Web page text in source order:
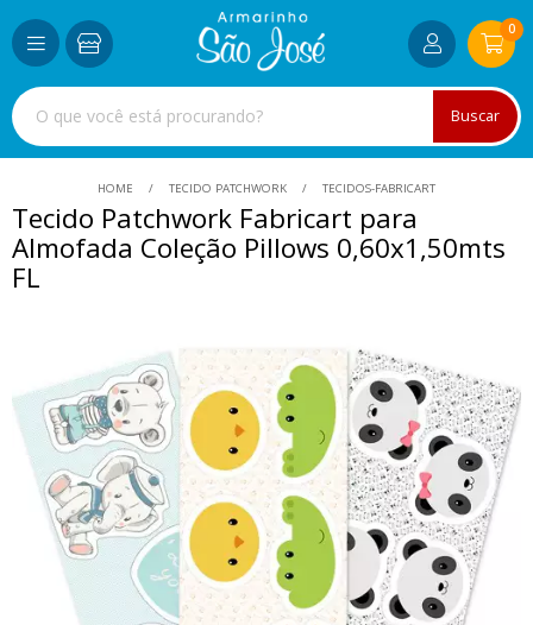
Buscar
0
HOME TECIDO PATCHWORK TECIDOS-FABRICART
Tecido Patchwork Fabricart para
Almofada Coleção Pillows 0,60x1,50mts
FL